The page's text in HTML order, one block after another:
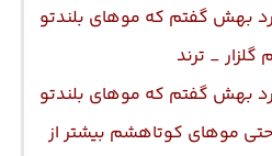
بهش گفتم که موهای بلندتو
گلزار _ ترند
بهش گفتم که موهای بلندتو
موهای کوتاهشم بیشتر از